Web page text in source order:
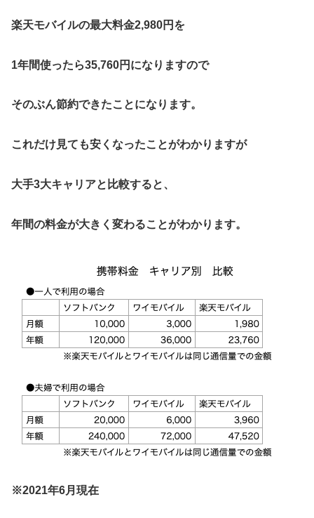
楽天モバイルの最大料金2,980円を
1年間使ったら35,760円になりますので
そのぶん節約できたことになります。
これだけ見ても安くなったことがわかりますが
大手3大キャリアと比較すると、
年間の料金が大きく変わることがわかります。
※2021年6月現在